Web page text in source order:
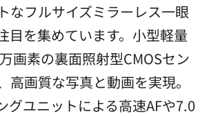
なフルサイズミラーレス一眼
目を集めています。小型軽量
画素の裏面照射型CMOSセン
高画質な写真と動画を実現。
グユニットによる高速AFや7.0